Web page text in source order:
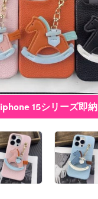
iphone 15シリーズ即納